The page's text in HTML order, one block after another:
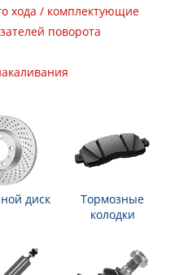
хода / комплектующие
поворота
диск
Тормозные
колодки